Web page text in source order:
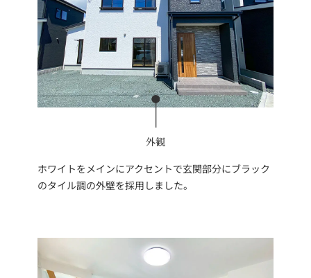
外観
ホワイトをメインにアクセントで玄関部分にブラック
のタイル調の外壁を採用しました。